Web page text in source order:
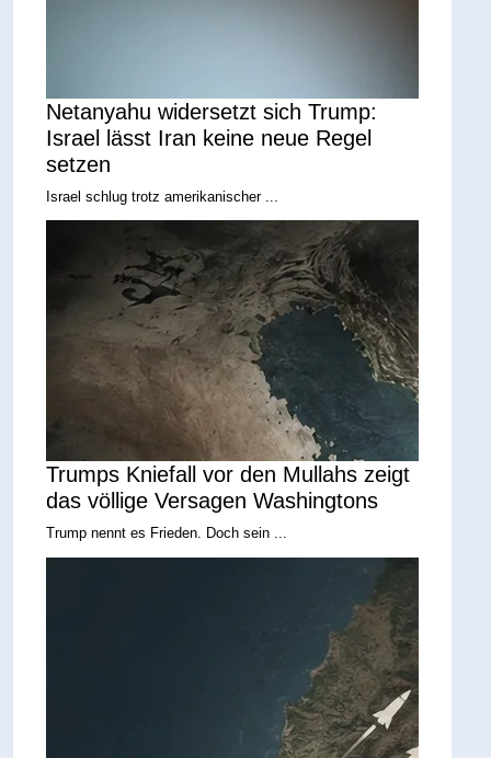
Netanyahu widersetzt sich Trump:
Israel lässt Iran keine neue Regel
setzen
Israel schlug trotz amerikanischer ...
Trumps Kniefall vor den Mullahs zeigt
das völlige Versagen Washingtons
Trump nennt es Frieden. Doch sein ...